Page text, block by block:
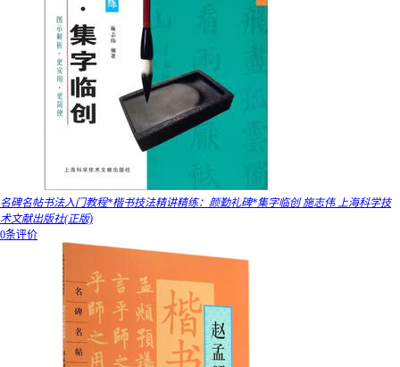
名碑名帖书法入门教程*楷书技法精讲精练：颜勤礼碑*集字临创 施志伟 上海科学技
术文献出版社(正版)
0条评价